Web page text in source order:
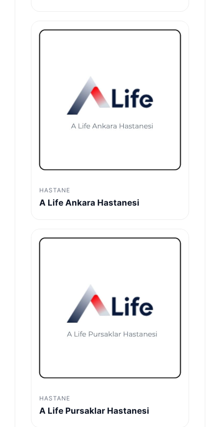
HASTANE
A Life Ankara Hastanesi
HASTANE
A Life Pursaklar Hastanesi